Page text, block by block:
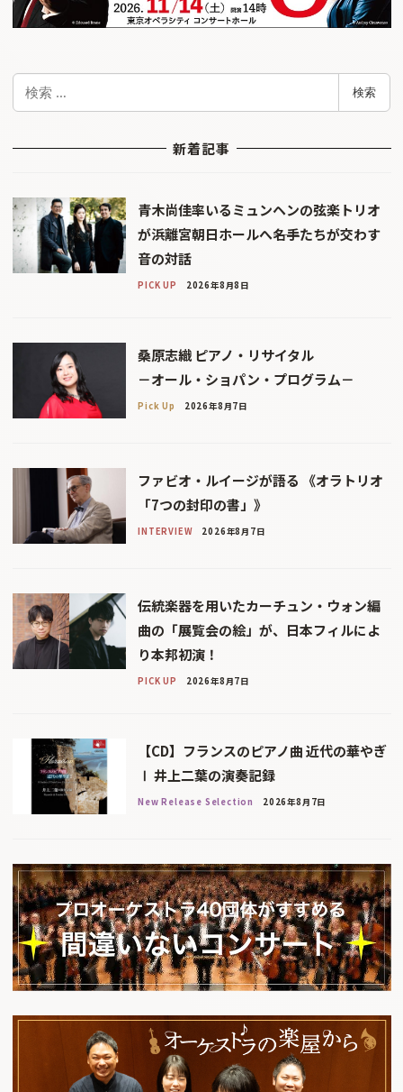
検
検索
新着記事
青木尚佳率いるミュンヘンの弦楽トリオ
が浜離宮朝日ホールへ――名手たちが交わす
音の対話
PICK UP 2026年8月8日
桑原志織 ピアノ・リサイタル
－オール・ショパン・プログラム－
Pick Up 2026年8月7日
ファビオ・ルイージが語る 《オラトリオ
「7つの封印の書」》
INTERVIEW 2026年8月7日
伝統楽器を用いたカーチュン・ウォン編
曲の「展覧会の絵」が、日本フィルによ
り本邦初演！
PICK UP 2026年8月7日
【CD】フランスのピアノ曲 近代の華やぎ
Ⅰ 井上二葉の演奏記録
New Release Selection 2026年8月7日